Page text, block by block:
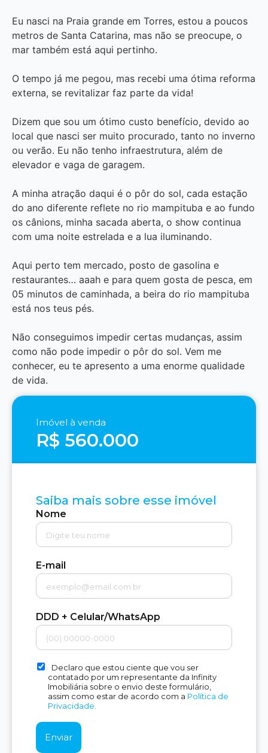
Eu nasci na Praia grande em Torres, estou a poucos
metros de Santa Catarina, mas não se preocupe, o
mar também está aqui pertinho.
O tempo já me pegou, mas recebi uma ótima reforma
externa, se revitalizar faz parte da vida!
Dizem que sou um ótimo custo benefício, devido ao
local que nasci ser muito procurado, tanto no inverno
ou verão. Eu não tenho infraestrutura, além de
elevador e vaga de garagem.
A minha atração daqui é o pôr do sol, cada estação
do ano diferente reflete no rio mampituba e ao fundo
os cânions, minha sacada aberta, o show continua
com uma noite estrelada e a lua iluminando.
Aqui perto tem mercado, posto de gasolina e
restaurantes… aaah e para quem gosta de pesca, em
05 minutos de caminhada, a beira do rio mampituba
está nos teus pés.
Não conseguimos impedir certas mudanças, assim
como não pode impedir o pôr do sol. Vem me
conhecer, eu te apresento a uma enorme qualidade
de vida.
Imóvel à venda
R$ 560.000
Saiba mais sobre esse imóvel
Nome
E-mail
DDD + Celular/WhatsApp
Declaro que estou ciente que vou ser
contatado por um representante da Infinity
Imobiliária sobre o envio deste formulário,
assim como estar de acordo com a Política de
Privacidade.